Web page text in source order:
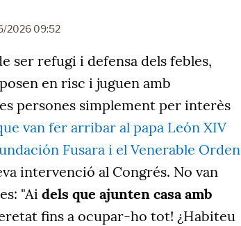
2026 09:52
ser refugi i defensa dels febles,
en risc i juguen amb
persones simplement per interès
van fer arribar al papa León XIV
Fusara i el Venerable Orden
intervenció al Congrés. No van
"Ai dels que ajunten casa amb
fins a ocupar-ho tot! ¿Habiteu